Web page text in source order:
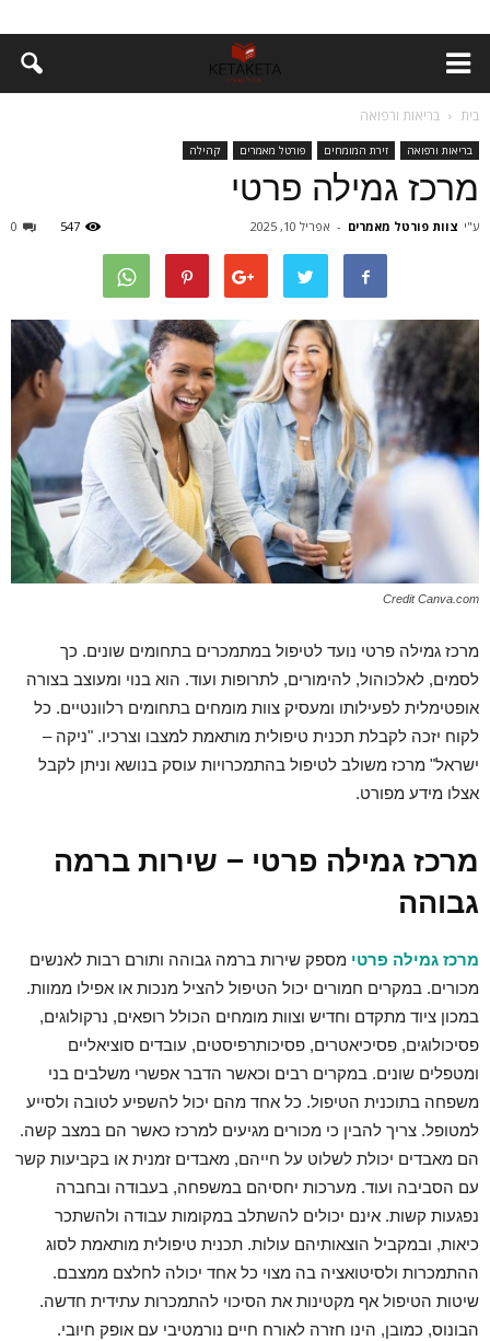
בית בריאות ורפואה
בריאות ורפואה זירת המומחים פורטל מאמרים קהילה
מרכז גמילה פרטי
ע"י צוות פורטל מאמרים - אפריל 10, 2025 0 547
Credit Canva.com
מרכז גמילה פרטי נועד לטיפול במתמכרים בתחומים שונים. כך
לסמים, לאלכוהול, להימורים, לתרופות ועוד. הוא בנוי ומעוצב בצורה
אופטימלית לפעילותו ומעסיק צוות מומחים בתחומים רלוונטיים. כל
לקוח יזכה לקבלת תכנית טיפולית מותאמת למצבו וצרכיו. "ניקה –
ישראל" מרכז משולב לטיפול בהתמכרויות עוסק בנושא וניתן לקבל
אצלו מידע מפורט.
מרכז גמילה פרטי – שירות ברמה
גבוהה
מרכז גמילה פרטי מספק שירות ברמה גבוהה ותורם רבות לאנשים
מכורים. במקרים חמורים יכול הטיפול להציל מנכות או אפילו ממוות.
במכון ציוד מתקדם וחדיש וצוות מומחים הכולל רופאים, נרקולוגים,
פסיכולוגים, פסיכיאטרים, פסיכותרפיסטים, עובדים סוציאליים
ומטפלים שונים. במקרים רבים וכאשר הדבר אפשרי משלבים בני
משפחה בתוכנית הטיפול. כל אחד מהם יכול להשפיע לטובה ולסייע
למטופל. צריך להבין כי מכורים מגיעים למרכז כאשר הם במצב קשה.
הם מאבדים יכולת לשלוט על חייהם, מאבדים זמנית או בקביעות קשר
עם הסביבה ועוד. מערכות יחסיהם במשפחה, בעבודה ובחברה
נפגעות קשות. אינם יכולים להשתלב במקומות עבודה ולהשתכר
כיאות, ובמקביל הוצאותיהם עולות. תכנית טיפולית מותאמת לסוג
ההתמכרות ולסיטואציה בה מצוי כל אחד יכולה לחלצם ממצבם.
שיטות הטיפול אף מקטינות את הסיכוי להתמכרות עתידית חדשה.
הבונוס, כמובן, הינו חזרה לאורח חיים נורמטיבי עם אופק חיובי.